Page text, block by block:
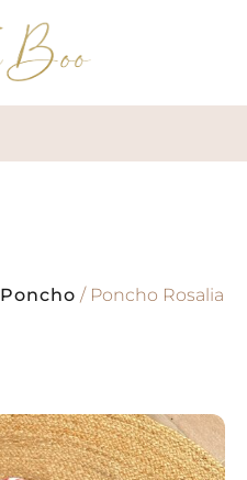
Poncho / Poncho Rosalia